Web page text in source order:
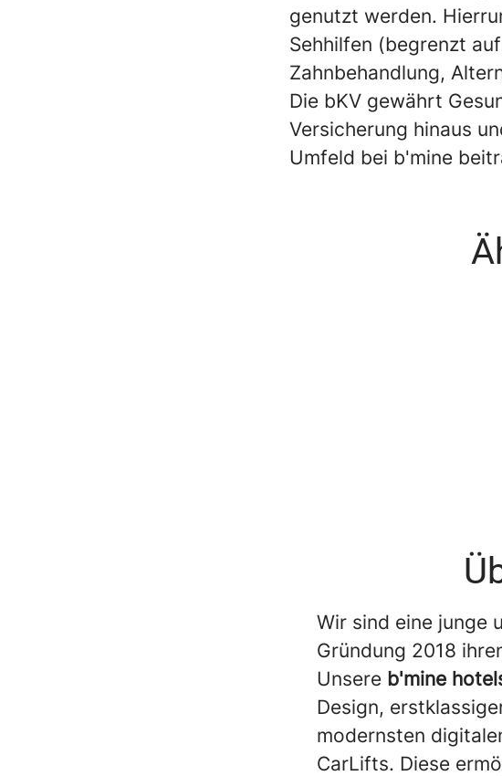
genutzt werden.
Sehhilfen (begrenzt
Zahnbehandlung,
Die bKV gewährt
Versicherung hinaus
Umfeld bei b'mine
Wir sind eine junge
Gründung 2018
Unsere b'mine
Design,
modernsten
CarLifts. Diese